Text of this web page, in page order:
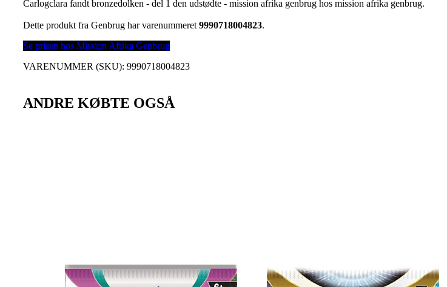
Carlogclara fandt bronzedolken - del 1 den udstødte - mission afrika genbrug hos mission afrika genbrug.
Dette produkt fra Genbrug har varenummeret9990718004823.
Se prisen hos Mission Afrika Genbrug
VARENUMMER (SKU):9990718004823
ANDRE KØBTE OGSÅ